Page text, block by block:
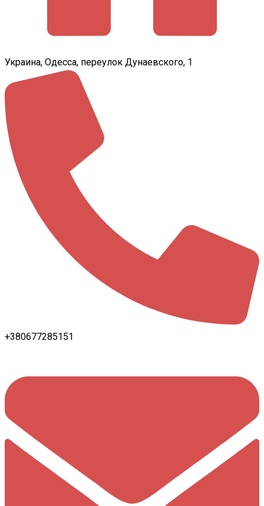
Украина, Одесса, переулок Дунаевского, 1
+380677285151